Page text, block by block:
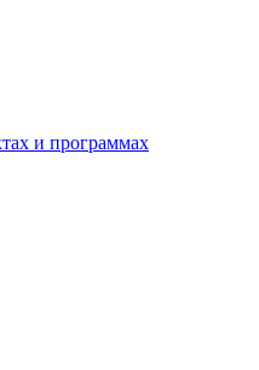
и программах